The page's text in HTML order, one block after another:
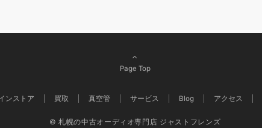
Page Top
ンストア 買取 真空管 サービス Blog アクセス
© 札幌の中古オーディオ専門店 ジャストフレンズ